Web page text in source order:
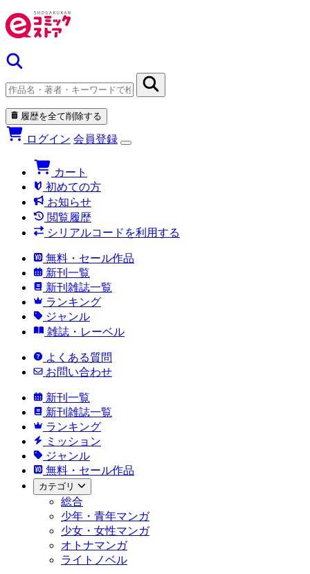
履歴を全て削除する
ログイン 会員登録
カート
初めての方
お知らせ
閲覧履歴
シリアルコードを利用する
無料・セール作品
新刊一覧
新刊雑誌一覧
ランキング
ジャンル
雑誌・レーベル
よくある質問
お問い合わせ
新刊一覧
新刊雑誌一覧
ランキング
ミッション
ジャンル
無料・セール作品
カテゴリ
総合
少年・青年マンガ
少女・女性マンガ
オトナマンガ
ライトノベル